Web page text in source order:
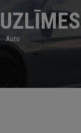
Auto